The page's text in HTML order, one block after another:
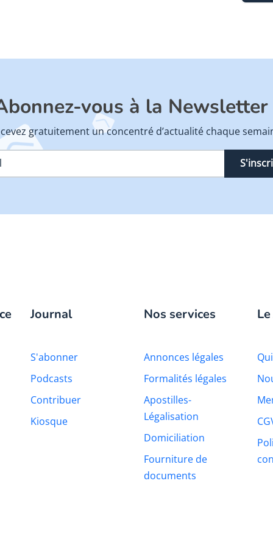
vous à la Newsletter
gratuitement un concentré d’actualité chaque
Journal
S'abonner
Podcasts
Contribuer
Kiosque
Nos services
Annonces légales
Formalités légales
Apostilles-
Légalisation
Domiciliation
Fourniture de
documents
Le